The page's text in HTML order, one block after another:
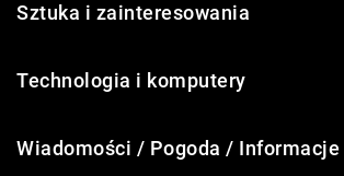
Sztuka i zainteresowania
Technologia i komputery
Wiadomości / Pogoda / Informacje